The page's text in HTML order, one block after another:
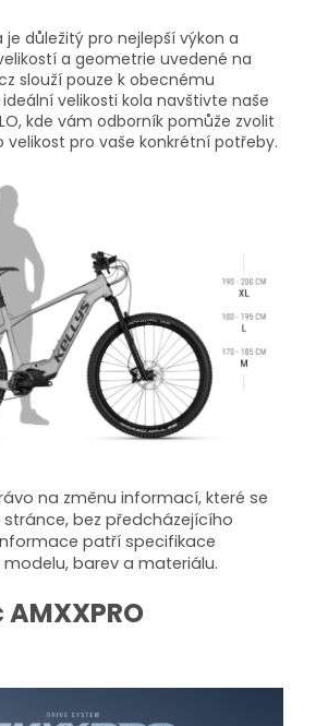
je důležitý pro nejlepší výkon a
a geometrie uvedené na
slouží pouze k obecnému
velikosti kola navštivte naše
kde vám odborník pomůže zvolit
velikost pro vaše konkrétní potřeby.
na změnu informací, které se
bez předcházejícího
patří specifikace
barev a materiálu.